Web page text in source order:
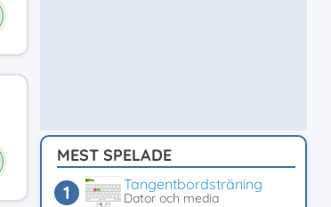
MEST SPELADE
Tangentbordsträning
Dator och media